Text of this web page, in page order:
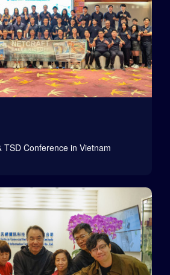
TSD Conference in Vietnam